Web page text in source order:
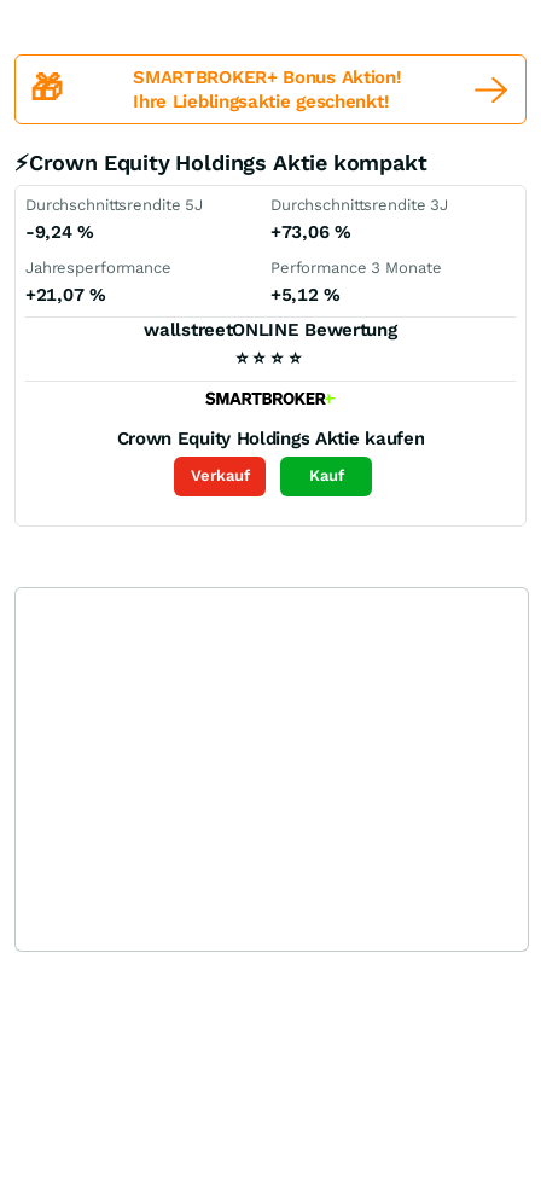
🎁
SMARTBROKER+ Bonus Aktion!
Ihre Lieblingsaktie geschenkt!
⚡Crown Equity Holdings Aktie kompakt
Durchschnittsrendite 5J
-9,24%
Durchschnittsrendite 3J
+73,06 %
Jahresperformance
+21,07 %
Performance 3 Monate
+5,12%
wallstreetONLINE Bewertung
⭐ ⭐ ⭐ ⭐
Crown Equity Holdings Aktie kaufen
Verkauf Kauf